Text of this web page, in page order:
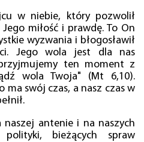
w niebie, który pozwolił
miłość i prawdę. To On
wyzwania i błogosławił
Jego wola jest dla nas
ten moment z
wola Twoja" (Mt 6,10).
ma swój czas, a nasz czas w
antenie i na naszych
polityki, bieżących spraw